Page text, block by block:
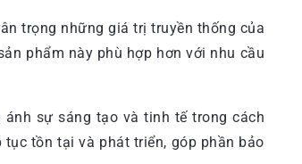
trọng những giá trị truyền thống của
phẩm này phù hợp hơn với nhu cầu
sự sáng tạo và tinh tế trong cách
tồn tại và phát triển, góp phần bảo